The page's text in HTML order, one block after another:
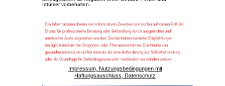
Irrtümer vorbehalten.
Die Informationen dienen rein informativen Zwecken und dürfen auf keinen Fall als
Ersatz für professionelle Beratung oder Behandlung durch ausgebildete und
anerkannte Ärzte angesehen werden. Sie beinhalten keinerlei Empfehlungen
bezüglich bestimmter Diagnose- oder Therapieverfahren. Die Inhalte von
gesundheitstrends.de dürfen niemals als eine Aufforderung zur Selbstbehandlung
oder als Grundlage für Selbstdiagnosen und -medikation verstanden werden.
Impressum, Nutzungsbedingungen mit
Haftungsauschluss, Datenschutz